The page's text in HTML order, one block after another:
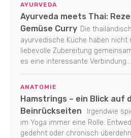
AYURVEDA
Ayurveda meets Thai:
Gemüse Curry Die
ayurvedische Küche haben nicht
liebevolle Zubereitung
es eine interessante Verbindung...
ANATOMIE
Hamstrings – ein Blick auf
Beinrückseiten
Irgendwie
im Yoga immer eine Rolle.
gedehnt oder chronisch